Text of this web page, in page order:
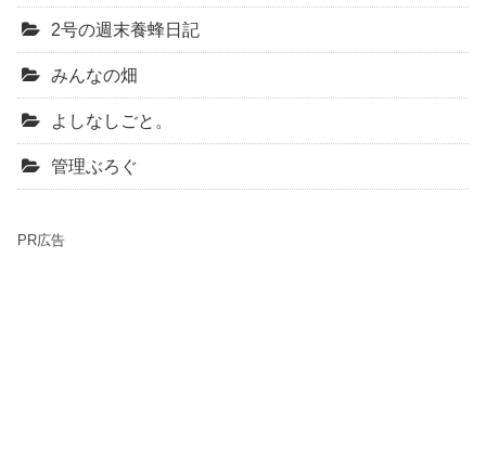
2号の週末養蜂日記
みんなの畑
よしなしごと。
管理ぶろぐ
PR広告